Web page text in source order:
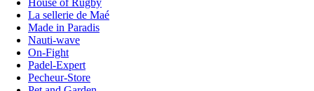
House of Rugby
La sellerie de Maé
Made in Paradis
Nauti-wave
On-Fight
Padel-Expert
Pecheur-Store